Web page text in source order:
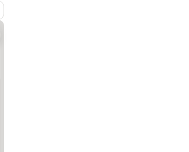
à mes favoris